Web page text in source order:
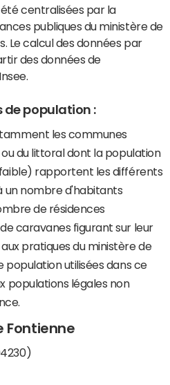
centralisées par la
publiques du ministère de
Le calcul des données par
des données de
de population :
les communes
du littoral dont la population
rapportent les différents
un nombre d'habitants
de résidences
caravanes figurant sur leur
pratiques du ministère de
population utilisées dans ce
populations légales non
Fontienne